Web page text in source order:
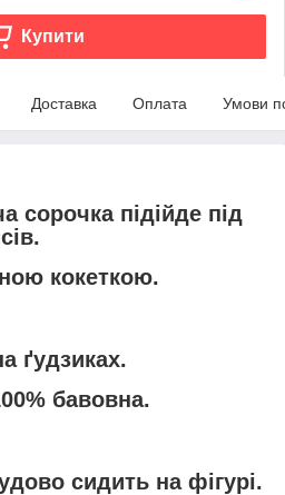
Купити
Доставка Оплата Умови
сорочка підійде під
кокеткою.
ґудзиках.
бавовна.
сидить на фігурі.